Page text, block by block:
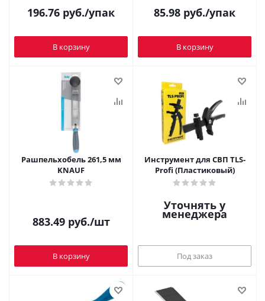
196.76 руб./упак
В корзину
85.98 руб./упак
В корзину
Рашпельхобель 261,5 мм
KNAUF
883.49руб./шт
В корзину
Инструмент для СВП TLS-
Profi (Пластиковый)
Уточнять у
менеджера
Под заказ